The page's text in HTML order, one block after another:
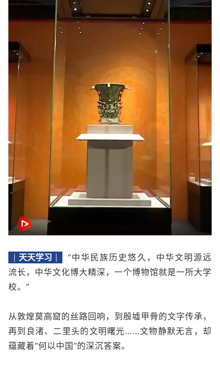
天天学习
“中华民族历史悠久，中华文明源远
流长，中华文化博大精深，一个博物馆就是一所大学
校。”
从敦煌莫高窟的丝路回响，到殷墟甲骨的文字传承，
再到良渚、二里头的文明曙光……文物静默无言，却
蕴藏着“何以中国”的深沉答案。